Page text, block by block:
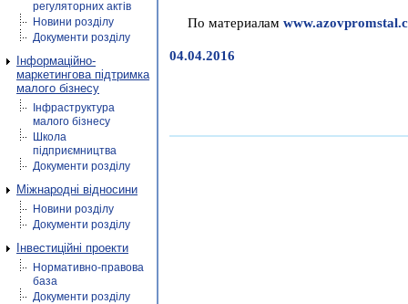
регуляторних актів
Новини розділу
Документи розділу
Інформаційно-
маркетингова підтримка
малого бізнесу
Інфраструктура
малого бізнесу
Школа
підприємництва
Документи розділу
Міжнародні відносини
Новини розділу
Документи розділу
Інвестиційні проекти
Нормативно-правова
база
Документи розділу
По материалам
04.04.2016